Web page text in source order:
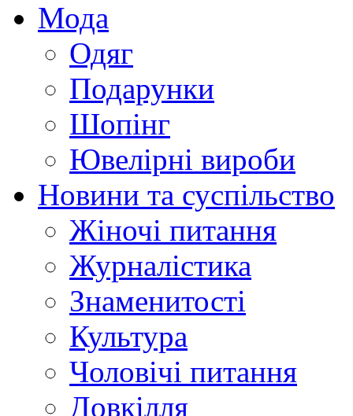
Мода
Одяг
Подарунки
Шопінг
Ювелірні вироби
Новини та суспільство
Жіночі питання
Журналістика
Знаменитості
Культура
Чоловічі питання
Довкілля